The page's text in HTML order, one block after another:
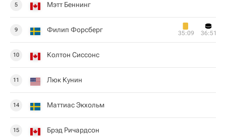
5 Мэтт Беннинг
9 Филип Форсберг 35:09 36:51
10 Колтон Сиссонс
11 Люк Кунин
14 Маттиас Экхольм
15 Брэд Ричардсон